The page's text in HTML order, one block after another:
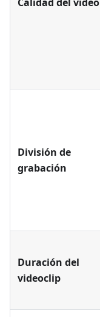
División de
grabación
Duración del
videoclip